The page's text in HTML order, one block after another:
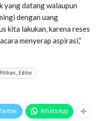
yang datang walaupun
dengan uang
kita lakukan, karena reses
menyerap aspirasi,”
Pilihan_Editor
WhatsApp